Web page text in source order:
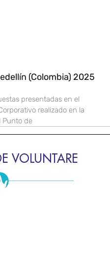
(Colombia) 2025
presentadas en el
realizado en la
Punto de
VOLUNTARE